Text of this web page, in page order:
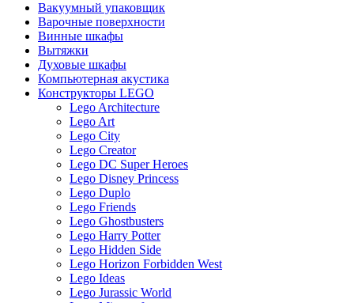
Вакуумный упаковщик
Варочные поверхности
Винные шкафы
Вытяжки
Духовые шкафы
Компьютерная акустика
Конструкторы LEGO
Lego Architecture
Lego Art
Lego City
Lego Creator
Lego DC Super Heroes
Lego Disney Princess
Lego Duplo
Lego Friends
Lego Ghostbusters
Lego Harry Potter
Lego Hidden Side
Lego Horizon Forbidden West
Lego Ideas
Lego Jurassic World